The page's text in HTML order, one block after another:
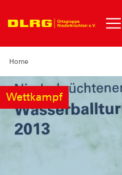
Home
Wettkampf